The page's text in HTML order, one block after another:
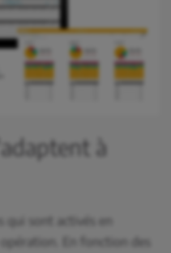
à
qui sont activés en
En fonction des